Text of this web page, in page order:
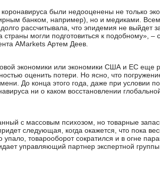
были недооценены не только
банком, например), но и медиками.
рассчитывала, что эпидемия не выйдет
страны могли подготовиться к подобному», –
AMarkets Артем Деев.
экономики или экономики США и ЕС еще
оценить потери. Но ясно, что
До конца этого года, даже при условии
ни о каком восстановлении
с массовым психозом, но товарные
следующая, когда окажется, что пока
товарооборот сократился и в огне
управляющий партнер экспертной